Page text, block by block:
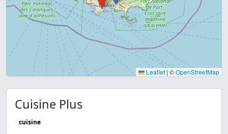
Leaflet | ©OpenStreetMap
Cuisine Plus
cuisine